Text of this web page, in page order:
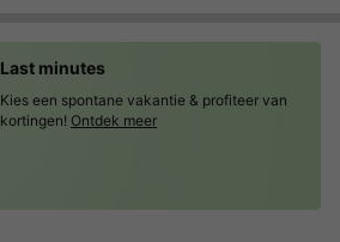
Last minutes
Kies een spontane vakantie & profiteer van
kortingen! Ontdek meer